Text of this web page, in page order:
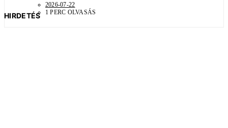
2026-07-22
1 PERC OLVASÁS
HIRDETÉS